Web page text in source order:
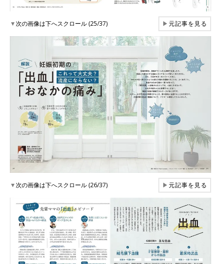
▼次の画像は下へスクロール (25/37) ▶元記事を見る
▼次の画像は下へスクロール (26/37) ▶元記事を見る